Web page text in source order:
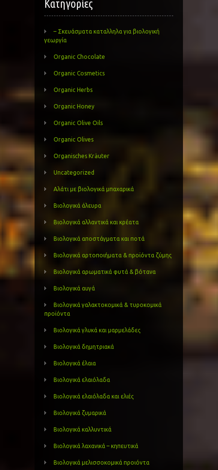
Kατηγορίες
– Σκευάσματα καταλληλα για βιολογική
γεωργία
Organic Chocolate
Organic Cosmetics
Organic Herbs
Organic Honey
Organic Olive Oils
Organic Olives
Organisches Kräuter
Uncategorized
Αλάτι με βιολογικά μπαχαρικά
Βιολογικά άλευρα
Βιολογικά αλλαντικά και κρέατα
Βιολογικά αποστάγματα και ποτά
Βιολογικά αρτοποιήματα & προϊόντα ζύμης
Βιολογικά αρωματικά φυτά & βότανα
Βιολογικά αυγά
Βιολογικά γαλακτοκομικά & τυροκομικά
προϊόντα
Βιολογικά γλυκά και μαρμελάδες
Βιολογικά δημητριακά
Βιολογικά έλαια
Βιολογικά ελαιόλαδα
Βιολογικά ελαιόλαδα και ελιές
Βιολογικά ζυμαρικά
Βιολογικά καλλυντικά
Βιολογικά λαχανικά – κηπευτικά
Βιολογικά μελισσοκομικά προιόντα